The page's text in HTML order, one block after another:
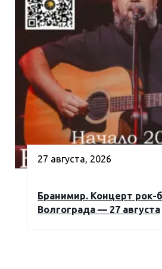
27 августа, 2026
Бранимир. Концерт рок-
Волгограда — 27 августа